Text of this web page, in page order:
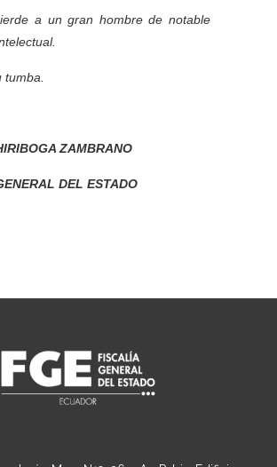
a un gran hombre de notable
tumba.
ZAMBRANO
DEL ESTADO